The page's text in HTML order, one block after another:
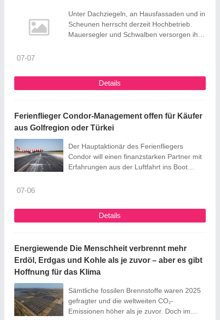
Unter Dachziegeln, an Hausfassaden und in
Scheunen herrscht derzeit Hochbetrieb.
Mauersegler und Schwalben versorgen ihre
NABU Baden-Württemberg bittet
Hauseigentümer*innen, Kommunen und
unterstützt werden können. Für viele
Menschen bleiben die tierischen
07-07
Details
Ferienflieger Condor-Management offen für Käufer
aus Golfregion oder Türkei
Der Hauptaktionär des Ferienfliegers
Condor will einen finanzstarken Partner mit
Erfahrungen aus der Luftfahrt ins Boot
07-06
Details
Energiewende Die Menschheit verbrennt mehr
Erdöl, Erdgas und Kohle als je zuvor – aber es gibt
Hoffnung für das Klima
Sämtliche fossilen Brennstoffe waren 2025
gefragter und die weltweiten CO₂-
Emissionen höher als je zuvor. Doch im